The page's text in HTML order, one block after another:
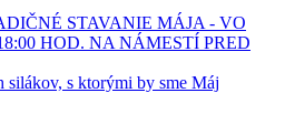
STAVANIE MÁJA - VO
HOD. NA NÁMESTÍ PRED
s ktorými by sme Máj